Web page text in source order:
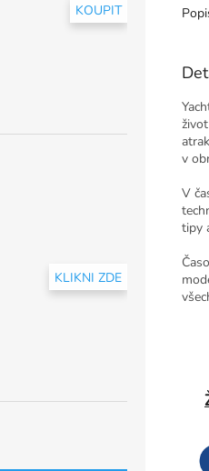
KOUPIT
KLIKNI ZDE
v
V
tipy